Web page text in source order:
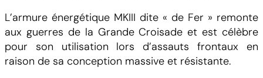
L’armure énergétique MKIII dite « de Fer » remonte
aux guerres de la Grande Croisade et est célèbre
pour son utilisation lors d’assauts frontaux en
raison de sa conception massive et résistante.